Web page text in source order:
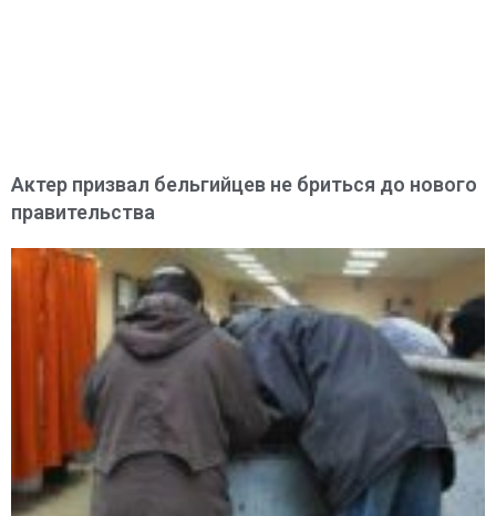
Актер призвал бельгийцев не бриться до нового
правительства